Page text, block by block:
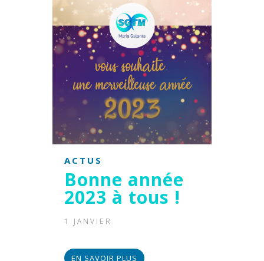
ACTUS
Bonne année
2023 à tous !
1 JANVIER
EN SAVOIR PLUS